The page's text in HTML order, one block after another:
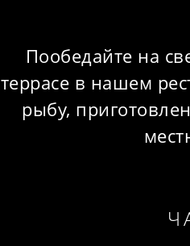
Пообедайте на
террасе в нашем
рыбу,